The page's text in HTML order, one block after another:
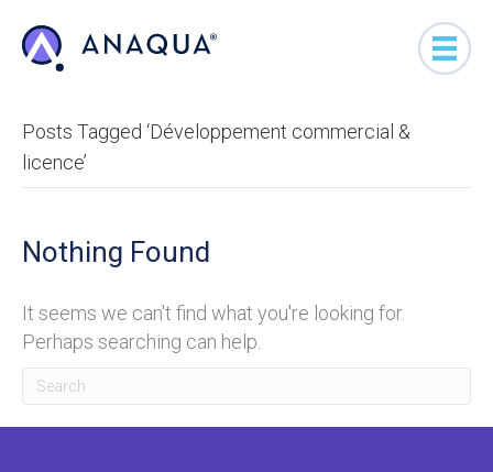
Posts Tagged ‘Développement commercial &
licence’
Nothing Found
It seems we can't find what you're looking for.
Perhaps searching can help.